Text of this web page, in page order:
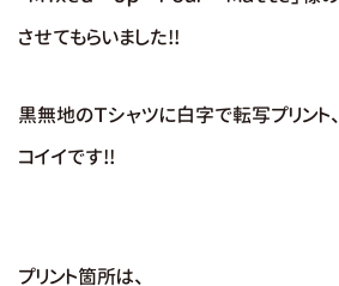
させてもらいました!!
黒無地のＴシャツに白字で転写プリント
コイイです!!
プリント箇所は、